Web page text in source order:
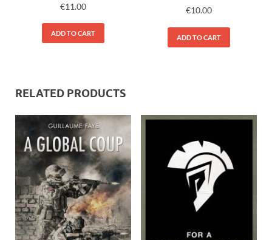
€11.00
ADD TO CART
€10.00
ADD TO CART
RELATED PRODUCTS